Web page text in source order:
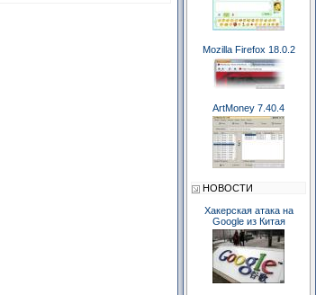
Mozilla Firefox 18.0.2
ArtMoney 7.40.4
НОВОСТИ
Хакерская атака на
Google из Китая